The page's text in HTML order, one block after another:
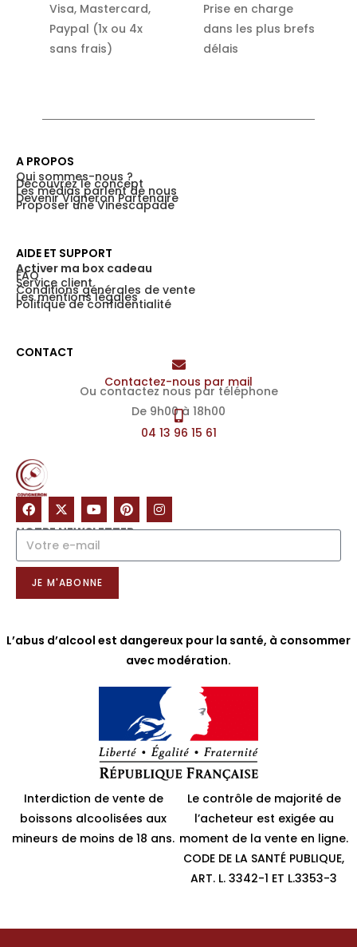
Visa, Mastercard,
Paypal (1x ou 4x
sans frais)
Prise en charge
dans les plus brefs
délais
NOTRE NEWSLETTER
JE M'ABONNE
CONTACT
Contactez-nous par mail
Ou contactez nous par téléphone
De 9h00 à 18h00
04 13 96 15 61
AIDE ET SUPPORT
Activer ma box cadeau
FAQ
Service client
Conditions générales de vente
Les mentions légales
Politique de confidentialité
A PROPOS
Qui sommes-nous ?
Découvrez le concept
Les médias parlent de nous
Devenir Vigneron Partenaire
Proposer une Vinescapade
L’abus d’alcool est dangereux pour la santé, à consommer
avec modération.
Interdiction de vente de
boissons alcoolisées aux
mineurs de moins de 18 ans.
Le contrôle de majorité de
l’acheteur est exigée au
moment de la vente en ligne.
CODE DE LA SANTÉ PUBLIQUE,
ART. L. 3342-1 ET L.3353-3